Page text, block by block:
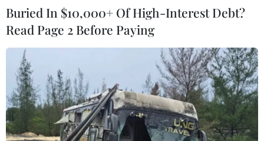
Theo dõi VietnamPlus
Buried In $10,000+ Of High-Interest Debt?
Read Page 2 Before Paying